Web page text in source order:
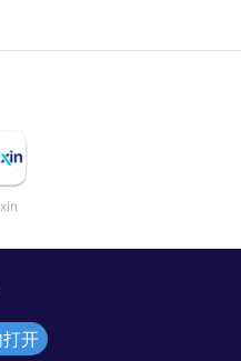
开